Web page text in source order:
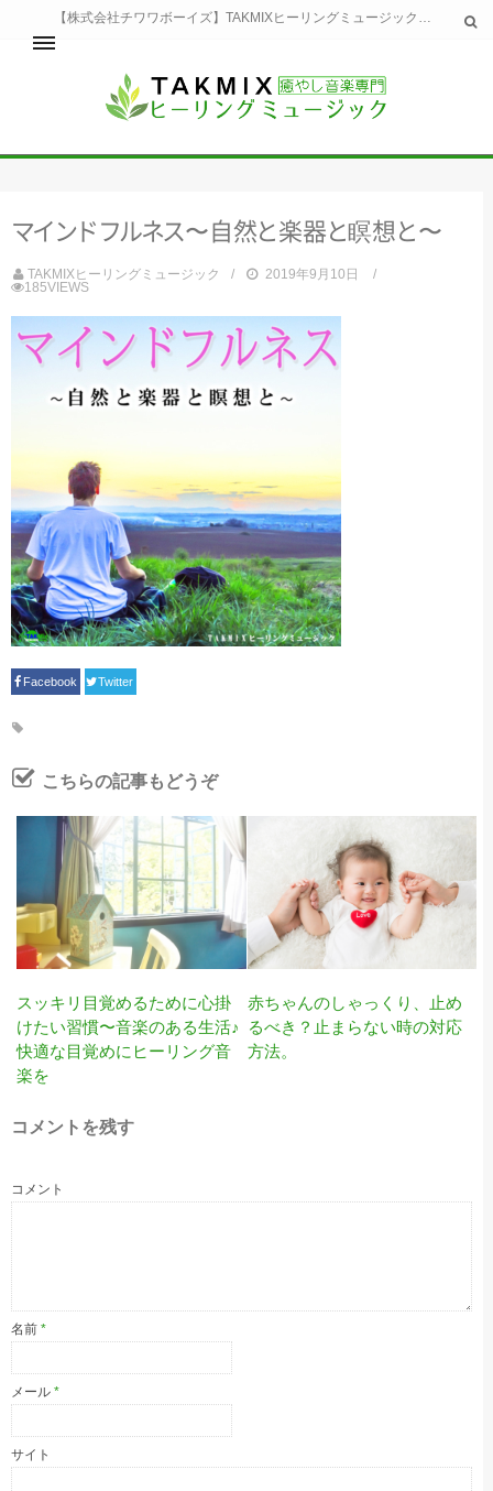
【株式会社チワワボーイズ】TAKMIXヒーリングミュージックへようこそ。TAKMIXヒーリングミュージックは貴方に特別な癒やしの時間をご提供致します。
ホーム
睡眠
美容
生活
お問い合わせ
運営会社
マイ ント フルネス〜自然と 楽器と瞑想 と 〜
TAKMIXヒーリングミュージック
2019年9月10日
185VIEWS
Facebook Twitter
こちらの記事もどうぞ
スッキリ目覚めるために心掛
けたい習慣〜音楽のある生活♪
快適な目覚めにヒーリング音
楽を
赤ちゃんのしゃっくり、止め
るべき？止まらない時の対応
方法。
コメントを残す
コメント
名前 *
メール *
サイト